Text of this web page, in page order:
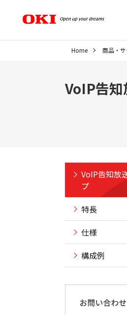
Home 商品・
VoIP告
VoIP告知放
プ
特長
仕様
構成例